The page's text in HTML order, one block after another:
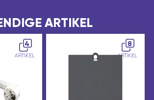
ARTIKEL
4
ARTIKEL
8
ARTIKEL